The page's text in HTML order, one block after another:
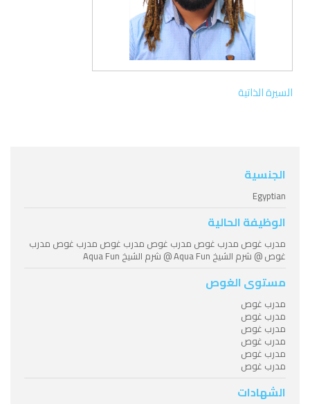
السيرة الذاتية
الجنسية
Egyptian
الوظيفة الحالية
مدرب غوص مدرب غوص مدرب غوص مدرب غوص مدرب غوص مدرب
غوص @ شرم الشيخ Aqua Fun @ شرم الشيخ Aqua Fun
مستوى الغوص
مدرب غوص
مدرب غوص
مدرب غوص
مدرب غوص
مدرب غوص
مدرب غوص
الشهادات